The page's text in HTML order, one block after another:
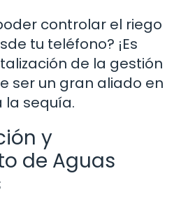
controlar el riego
tu teléfono? ¡Es
de la gestión
ser un gran aliado en
la sequía.
y
de Aguas